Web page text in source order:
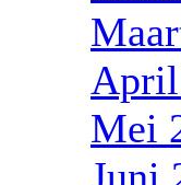
Mei